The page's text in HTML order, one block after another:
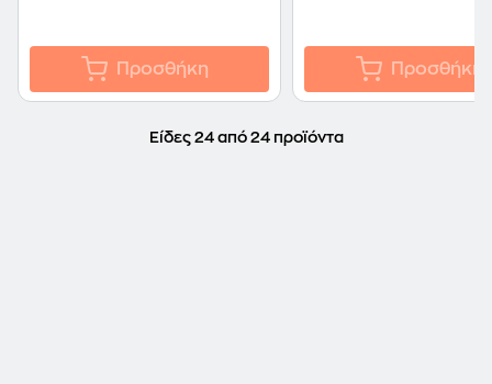
Προσθήκη Προσθήκη
Είδες 24 από 24 προϊόντα